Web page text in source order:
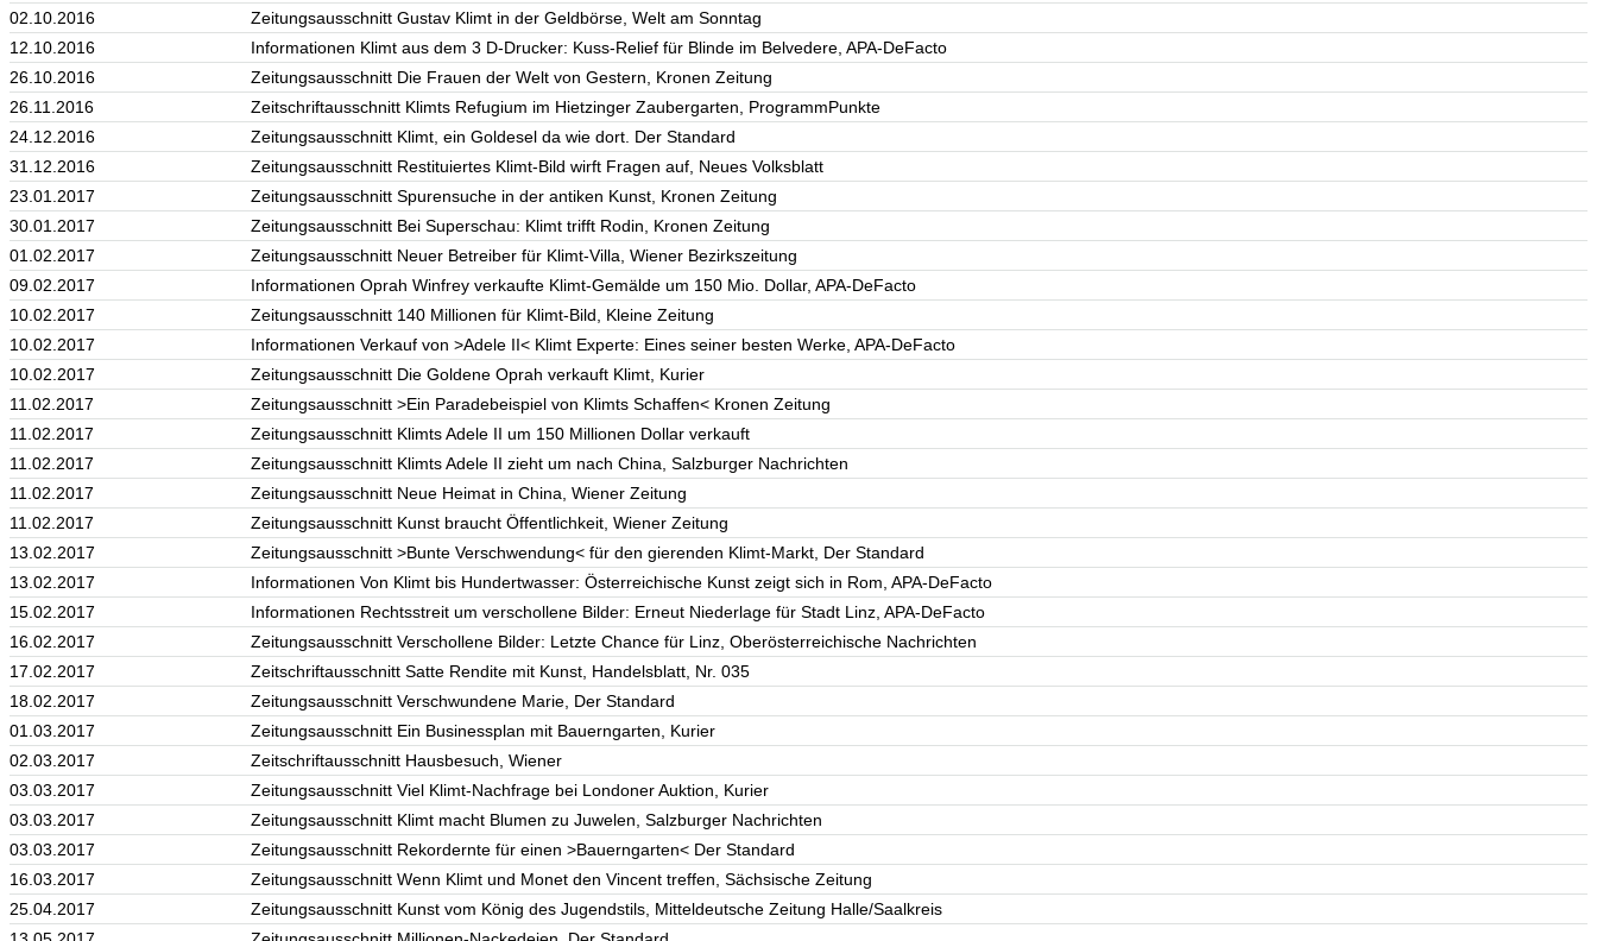
02.10.2016
Zeitungsausschnitt Gustav Klimt in der Geldbörse, Welt am Sonntag
12.10.2016
Informationen Klimt aus dem 3 D-Drucker: Kuss-Relief für Blinde im Belvedere, APA-DeFacto
26.10.2016
Zeitungsausschnitt Die Frauen der Welt von Gestern, Kronen Zeitung
26.11.2016
Zeitschriftausschnitt Klimts Refugium im Hietzinger Zaubergarten, ProgrammPunkte
24.12.2016
Zeitungsausschnitt Klimt, ein Goldesel da wie dort. Der Standard
31.12.2016
Zeitungsausschnitt Restituiertes Klimt-Bild wirft Fragen auf, Neues Volksblatt
23.01.2017
Zeitungsausschnitt Spurensuche in der antiken Kunst, Kronen Zeitung
30.01.2017
Zeitungsausschnitt Bei Superschau: Klimt trifft Rodin, Kronen Zeitung
01.02.2017
Zeitungsausschnitt Neuer Betreiber für Klimt-Villa, Wiener Bezirkszeitung
09.02.2017
Informationen Oprah Winfrey verkaufte Klimt-Gemälde um 150 Mio. Dollar, APA-DeFacto
10.02.2017
Zeitungsausschnitt 140 Millionen für Klimt-Bild, Kleine Zeitung
10.02.2017
Informationen Verkauf von >Adele II< Klimt Experte: Eines seiner besten Werke, APA-DeFacto
10.02.2017
Zeitungsausschnitt Die Goldene Oprah verkauft Klimt, Kurier
11.02.2017
Zeitungsausschnitt >Ein Paradebeispiel von Klimts Schaffen< Kronen Zeitung
11.02.2017
Zeitungsausschnitt Klimts Adele II um 150 Millionen Dollar verkauft
11.02.2017
Zeitungsausschnitt Klimts Adele II zieht um nach China, Salzburger Nachrichten
11.02.2017
Zeitungsausschnitt Neue Heimat in China, Wiener Zeitung
11.02.2017
Zeitungsausschnitt Kunst braucht Öffentlichkeit, Wiener Zeitung
13.02.2017
Zeitungsausschnitt >Bunte Verschwendung< für den gierenden Klimt-Markt, Der Standard
13.02.2017
Informationen Von Klimt bis Hundertwasser: Österreichische Kunst zeigt sich in Rom, APA-DeFacto
15.02.2017
Informationen Rechtsstreit um verschollene Bilder: Erneut Niederlage für Stadt Linz, APA-DeFacto
16.02.2017
Zeitungsausschnitt Verschollene Bilder: Letzte Chance für Linz, Oberösterreichische Nachrichten
17.02.2017
Zeitschriftausschnitt Satte Rendite mit Kunst, Handelsblatt, Nr. 035
18.02.2017
Zeitungsausschnitt Verschwundene Marie, Der Standard
01.03.2017
Zeitungsausschnitt Ein Businessplan mit Bauerngarten, Kurier
02.03.2017
Zeitschriftausschnitt Hausbesuch, Wiener
03.03.2017
Zeitungsausschnitt Viel Klimt-Nachfrage bei Londoner Auktion, Kurier
03.03.2017
Zeitungsausschnitt Klimt macht Blumen zu Juwelen, Salzburger Nachrichten
03.03.2017
Zeitungsausschnitt Rekordernte für einen >Bauerngarten< Der Standard
16.03.2017
Zeitungsausschnitt Wenn Klimt und Monet den Vincent treffen, Sächsische Zeitung
25.04.2017
Zeitungsausschnitt Kunst vom König des Jugendstils, Mitteldeutsche Zeitung Halle/Saalkreis